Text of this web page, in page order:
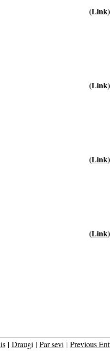
(Link)
(Link)
(Link)
(Link)
| Draugi | Par sevi | Previous